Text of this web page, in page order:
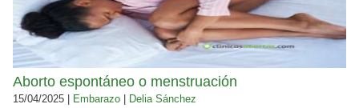
Aborto espontáneo o menstruación
15/04/2025 | Embarazo Delia Sánchez